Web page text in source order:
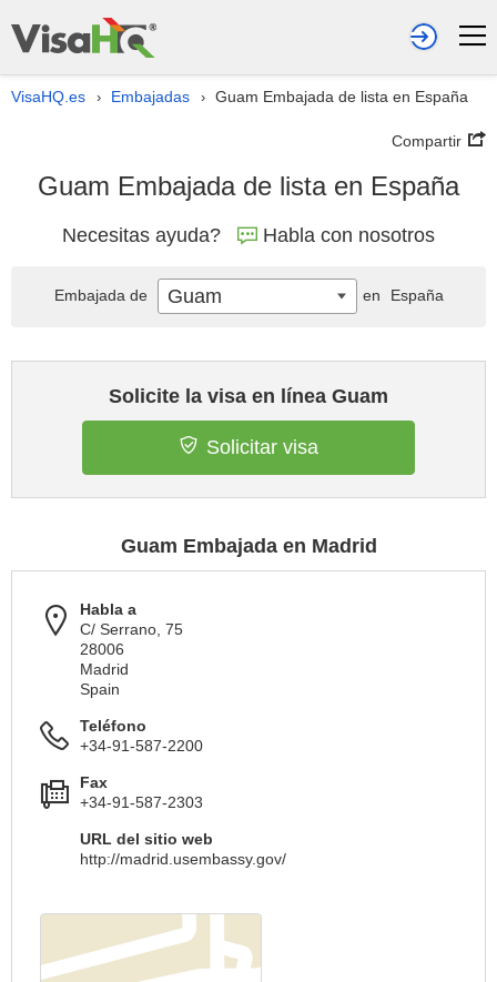
VisaHQ.es › Embajadas › Guam Embajada de lista en España
Compartir
Guam Embajada de lista en España
Necesitas ayuda? Habla con nosotros
Solicite la visa en línea Guam
Solicitar visa
Guam Embajada en Madrid
Habla a
C/ Serrano, 75
28006
Madrid
Spain
Teléfono
+34-91-587-2200
Fax
+34-91-587-2303
URL del sitio web
http://madrid.usembassy.gov/
Embajada de Guam en España